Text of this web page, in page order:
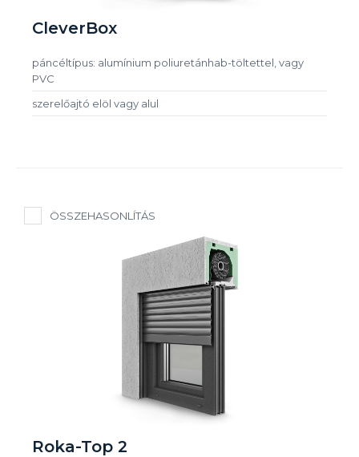
CleverBox
páncéltípus: alumínium poliuretánhab-töltettel, vagy
PVC
szerelőajtó elöl vagy alul
ÖSSZEHASONLÍTÁS
Roka-Top 2